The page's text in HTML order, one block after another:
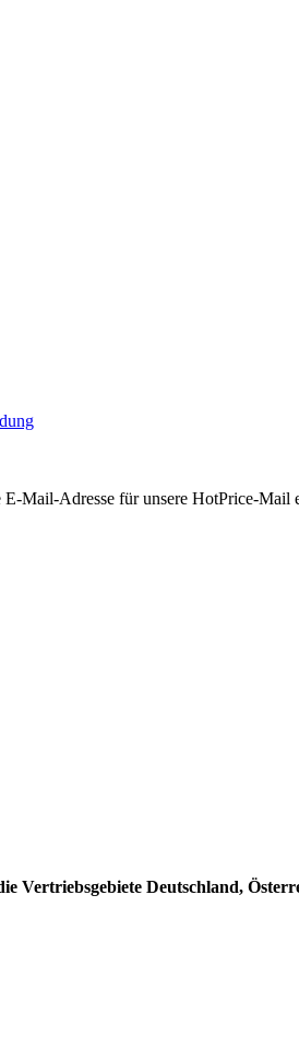
Mail-Adresse für unsere HotPrice-Mail
Vertriebsgebiete Deutschland,